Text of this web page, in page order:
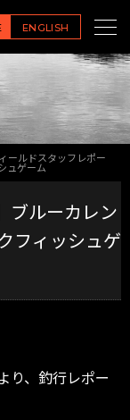
ENGLISH
ィールドスタッフレポー
ュゲーム
ブルーカレン
フィッシュゲ
り、釣行レポー